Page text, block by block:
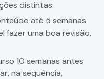
distintas.
até 5 semanas
fazer uma boa revisão,
10 semanas antes
na sequência,